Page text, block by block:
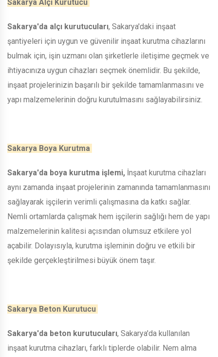
Sakarya Alçı Kurutucu
Sakarya'da alçı kurutucuları, Sakarya'daki inşaat
şantiyeleri için uygun ve güvenilir inşaat kurutma cihazlarını
bulmak için, işin uzmanı olan şirketlerle iletişime geçmek ve
ihtiyacınıza uygun cihazları seçmek önemlidir. Bu şekilde,
inşaat projelerinizin başarılı bir şekilde tamamlanmasını ve
yapı malzemelerinin doğru kurutulmasını sağlayabilirsiniz.
Sakarya Boya Kurutma
Sakarya'da boya kurutma işlemi, İnşaat kurutma cihazları
aynı zamanda inşaat projelerinin zamanında tamamlanmasını
sağlayarak işçilerin verimli çalışmasına da katkı sağlar.
Nemli ortamlarda çalışmak hem işçilerin sağlığı hem de yapı
malzemelerinin kalitesi açısından olumsuz etkilere yol
açabilir. Dolayısıyla, kurutma işleminin doğru ve etkili bir
şekilde gerçekleştirilmesi büyük önem taşır.
Sakarya Beton Kurutucu
Sakarya'da beton kurutucuları, Sakarya'da kullanılan
inşaat kurutma cihazları, farklı tiplerde olabilir. Nem alma